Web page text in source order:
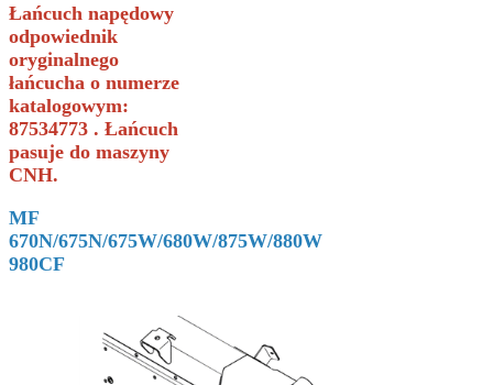
Łańcuch napędowy
odpowiednik
oryginalnego
łańcucha o numerze
katalogowym:
87534773 . Łańcuch
pasuje do maszyny
CNH.
MF
670N/675N/675W/680W/875W/880W
980CF